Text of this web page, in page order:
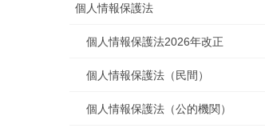
個人情報保護法
個人情報保護法2026年改正
個人情報保護法（民間）
個人情報保護法（公的機関）